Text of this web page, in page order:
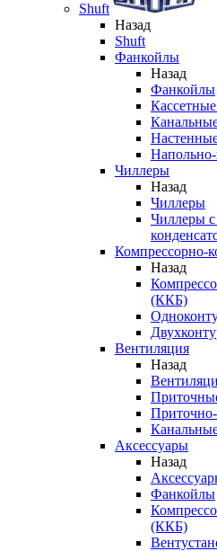
Shuft
Назад
Shuft
Фанкойлы
Назад
Фанкойлы
Чиллеры
Назад
Чиллеры
Чиллеры
Компрессорно-
Назад
(ККБ)
Вентиляция
Назад
Аксессуары
Назад
Фанкойлы
(ККБ)